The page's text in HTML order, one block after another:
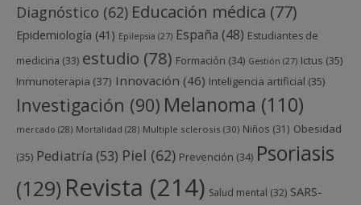
Diagnóstico (62) Educación médica (77)
Epidemiología (41) Epilepsia (27) España (48) Estudiantes de
medicina (33) estudio (78) Formación (34) Gestión (27) Ictus (35)
Inmunoterapia (37) Innovación (46) Inteligencia artificial (35)
Investigación (90) Melanoma (110)
mercado (28) Mortalidad (28) Multiple sclerosis (30) Niños (31) Obesidad
(35) Pediatría (53) Piel (62) Prevención (34) Psoriasis
(129) Revista (214) Salud mental (32) SARS-